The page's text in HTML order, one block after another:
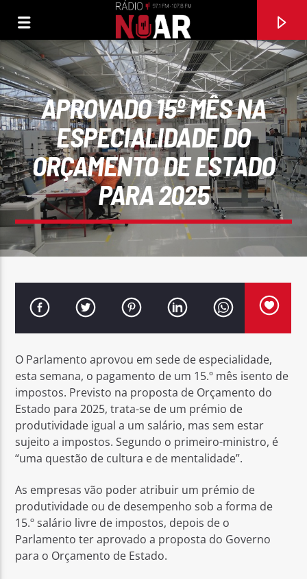
FAIXA ATUAL
O MESMO DE SEMPRE
TONY CARREIRA
Rádio No ar
APROVADO 15º MÊS NA
ESPECIALIDADE DO
ORÇAMENTO DE ESTADO
PARA 2025
O Parlamento aprovou em sede de especialidade,
esta semana, o pagamento de um 15.º mês isento de
impostos. Previsto na proposta de Orçamento do
Estado para 2025, trata-se de um prémio de
produtividade igual a um salário, mas sem estar
sujeito a impostos. Segundo o primeiro-ministro, é
“uma questão de cultura e de mentalidade”.
As empresas vão poder atribuir um prémio de
produtividade ou de desempenho sob a forma de
15.º salário livre de impostos, depois de o
Parlamento ter aprovado a proposta do Governo
para o Orçamento de Estado.